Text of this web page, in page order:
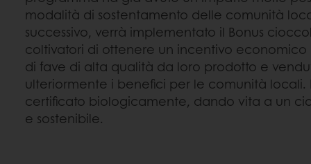
modalità di sostentamento delle comunità
successivo, verrà implementato il Bonus
coltivatori di ottenere un incentivo
di fave di alta qualità da loro prodotto e
ulteriormente i benefici per le comunità locali.
certificato biologicamente, dando vita a un
e sostenibile.